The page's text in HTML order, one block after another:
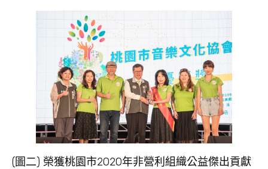
(圖二) 榮獲桃園市2020年非營利組織公益傑出貢獻